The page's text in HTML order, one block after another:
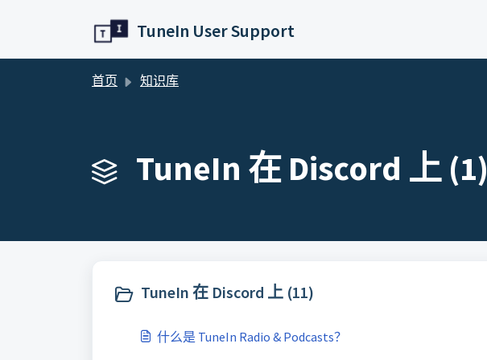
TuneIn User Support
首页 知识库
TuneIn 在 Discord 上 (1)
TuneIn 在 Discord 上 (11)
什么是 TuneIn Radio & Podcasts？